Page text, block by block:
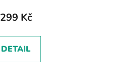
299 Kč
DETAIL